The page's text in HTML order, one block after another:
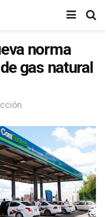
norma
gas natural